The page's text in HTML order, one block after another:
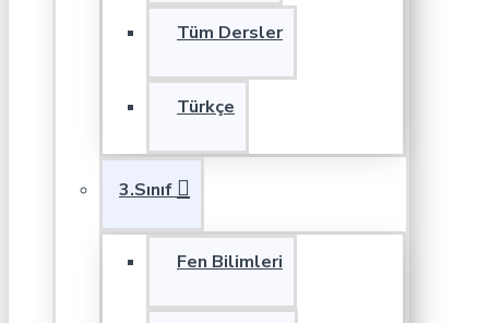
Tüm Dersler
Türkçe
3.Sınıf
Fen Bilimleri